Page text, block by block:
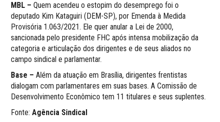
MBL – Quem acendeu o estopim do desemprego foi o
deputado Kim Kataguiri (DEM-SP), por Emenda à Medida
Provisória 1.063/2021. Ele quer anular a Lei de 2000,
sancionada pelo presidente FHC após intensa mobilização da
categoria e articulação dos dirigentes e de seus aliados no
campo sindical e parlamentar.
Base – Além da atuação em Brasília, dirigentes frentistas
dialogam com parlamentares em suas bases. A Comissão de
Desenvolvimento Econômico tem 11 titulares e seus suplentes.
Fonte:Agência Sindical